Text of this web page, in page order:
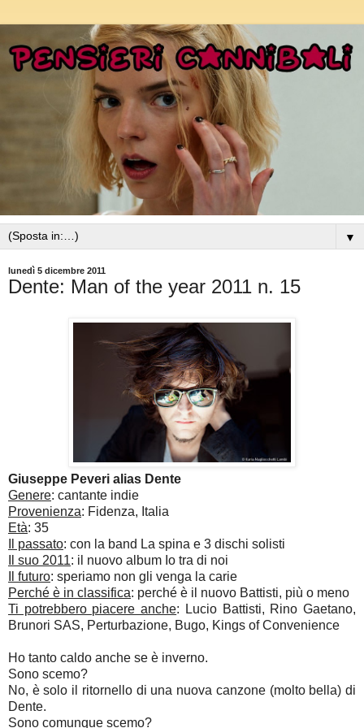
▼
lunedì 5 dicembre 2011
Dente: Man of the year 2011 n. 15
Giuseppe Peveri alias Dente
Genere: cantante indie
Provenienza: Fidenza, Italia
Età: 35
Il passato: con la band La spina e 3 dischi solisti
Il suo 2011: il nuovo album Io tra di noi
Il futuro: speriamo non gli venga la carie
Perché è in classifica: perché è il nuovo Battisti, più o meno
Ti potrebbero piacere anche: Lucio Battisti, Rino Gaetano,
Brunori SAS, Perturbazione, Bugo, Kings of Convenience
Ho tanto caldo anche se è inverno.
Sono scemo?
No, è solo il ritornello di una nuova canzone (molto bella) di
Dente.
Sono comunque scemo?